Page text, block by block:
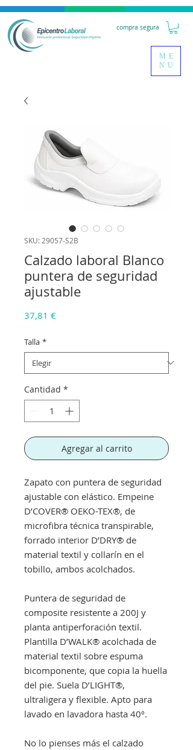
compra segura
ME
NU
SKU: 29057-S2B
Calzado laboral Blanco
puntera de seguridad
ajustable
37,81 €Precio
Talla *
Cantidad *
Agregar al carrito
Zapato con puntera de seguridad
ajustable con elástico. Empeine
D’COVER® OEKO-TEX®, de
microfibra técnica transpirable,
forrado interior D’DRY® de
material textil y collarín en el
tobillo, ambos acolchados.
Puntera de seguridad de
composite resistente a 200J y
planta antiperforación textil.
Plantilla D’WALK® acolchada de
material textil sobre espuma
bicomponente, que copia la huella
del pie. Suela D’LIGHT®,
ultraligera y flexible. Apto para
lavado en lavadora hasta 40º.
No lo pienses más el calzado